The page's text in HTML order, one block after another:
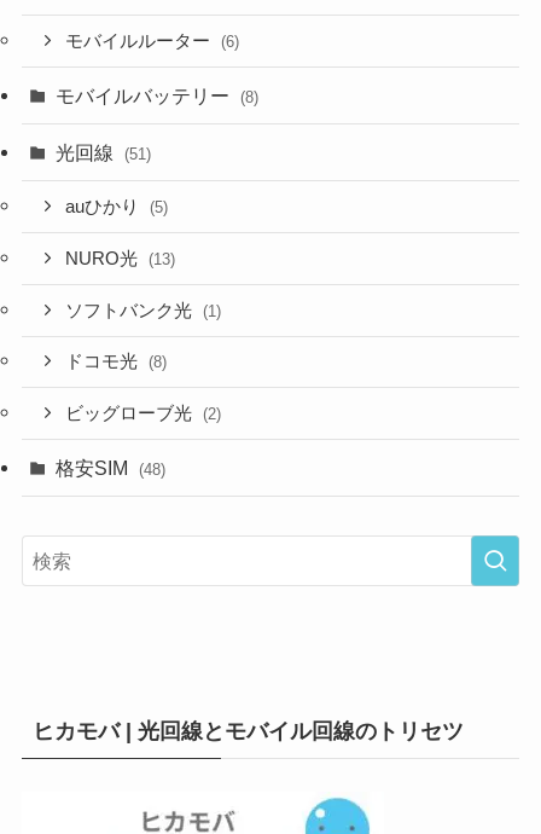
モバイルルーター (6)
モバイルバッテリー (8)
光回線 (51)
auひかり (5)
NURO光 (13)
ソフトバンク光 (1)
ドコモ光 (8)
ビッグローブ光 (2)
格安SIM (48)
ヒカモバ | 光回線とモバイル回線のトリセツ